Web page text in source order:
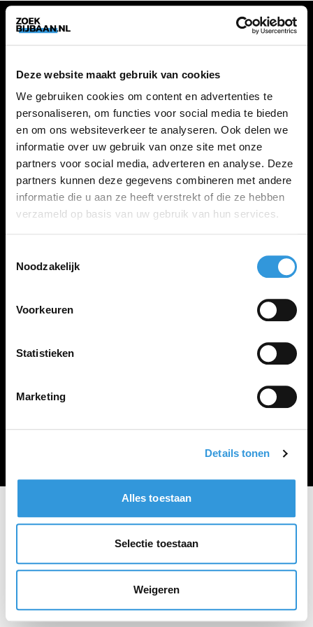
Deze website maakt gebruik van cookies
We gebruiken cookies om content en advertenties te
personaliseren, om functies voor social media te bieden
en om ons websiteverkeer te analyseren. Ook delen we
informatie over uw gebruik van onze site met onze
partners voor social media, adverteren en analyse. Deze
partners kunnen deze gegevens combineren met andere
informatie die u aan ze heeft verstrekt of die ze hebben
verzameld op basis van uw gebruik van hun services.
Noodzakelijk
Voorkeuren
Statistieken
Marketing
Details tonen
Alles toestaan
Selectie toestaan
Weigeren
ZOEKBIJBAAN
FAQ
Kennis maken met MELON
VACATURES
Alle vacatures